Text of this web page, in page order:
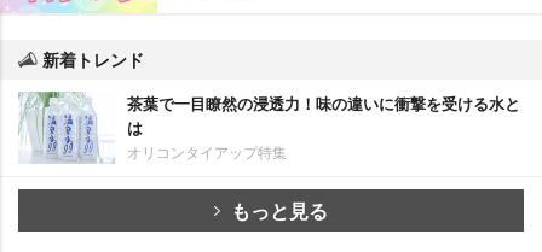
新着トレンド
茶葉で一目瞭然の浸透力！味の違いに衝撃を受ける水と
は
オリコンタイアップ特集
もっと見る